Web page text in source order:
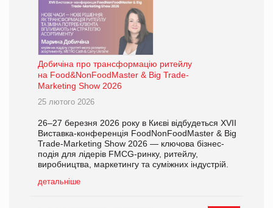
Добичіна про трансформацію ритейлу
на Food&NonFoodMaster & Big Trade-
Marketing Show 2026
25 лютого 2026
26–27 березня 2026 року в Києві відбудеться XVII
Виставка-конференція FoodNonFoodMaster & Big
Trade-Marketing Show 2026 — ключова бізнес-
подія для лідерів FMCG-ринку, ритейлу,
виробництва, маркетингу та суміжних індустрій.
детальніше